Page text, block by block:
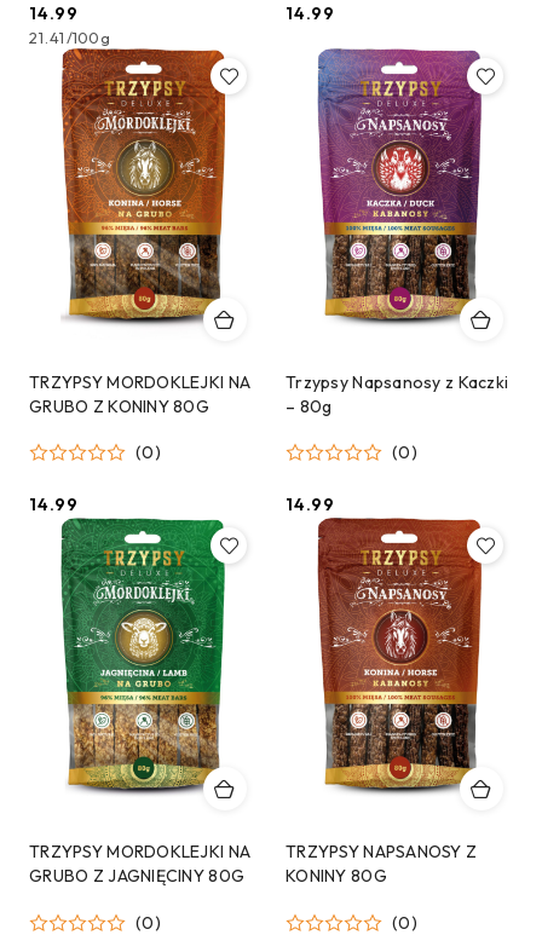
Cena:
14.99
21.41/100g Cena:
14.99
TRZYPSY MORDOKLEJKI NA
GRUBO Z KONINY 80G
(0)
Cena:
14.99
Trzypsy Napsanosy z Kaczki
– 80g
(0)
Cena:
14.99
TRZYPSY MORDOKLEJKI NA
GRUBO Z JAGNIĘCINY 80G
(0)
TRZYPSY NAPSANOSY Z
KONINY 80G
(0)